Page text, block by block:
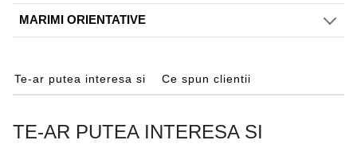
MARIMI ORIENTATIVE
Te-ar putea interesa si Ce spun clientii
TE-AR PUTEA INTERESA SI